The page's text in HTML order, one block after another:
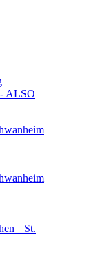
ALSO
St.